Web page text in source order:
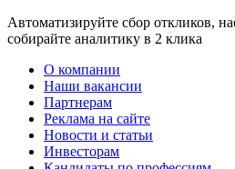
Автоматизируйте сбор откликов,
собирайте аналитику в 2 клика
О компании
Наши вакансии
Партнерам
Реклама на сайте
Новости и статьи
Инвесторам